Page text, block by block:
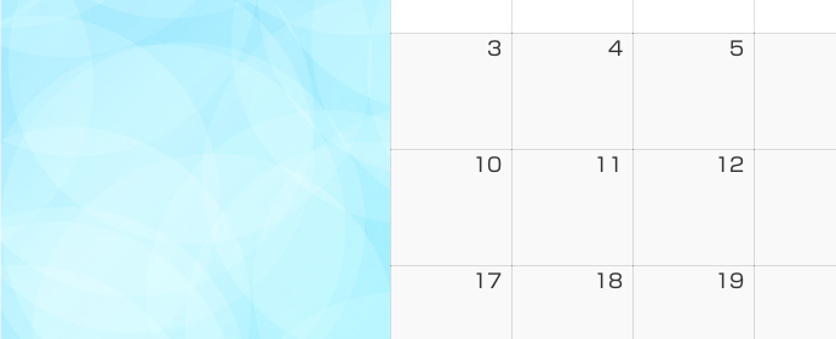
3 4 5
10 11 12
17 18 19